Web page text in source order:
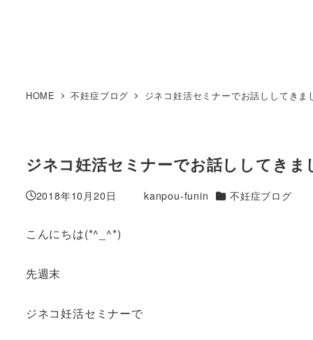
HOME 不妊症ブログ ジネコ妊活セミナーでお話ししてきま
ジネコ妊活セミナーでお話ししてきま
投稿日
2018年10月20日 kanpou-funin カテゴリー
不妊症ブログ
こんにちは(*^_^*)
先週末
ジネコ妊活セミナーで